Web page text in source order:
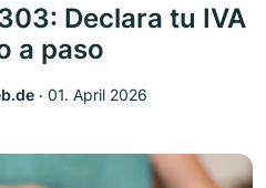
Declara tu IVA
a paso
‧ 01. April 2026